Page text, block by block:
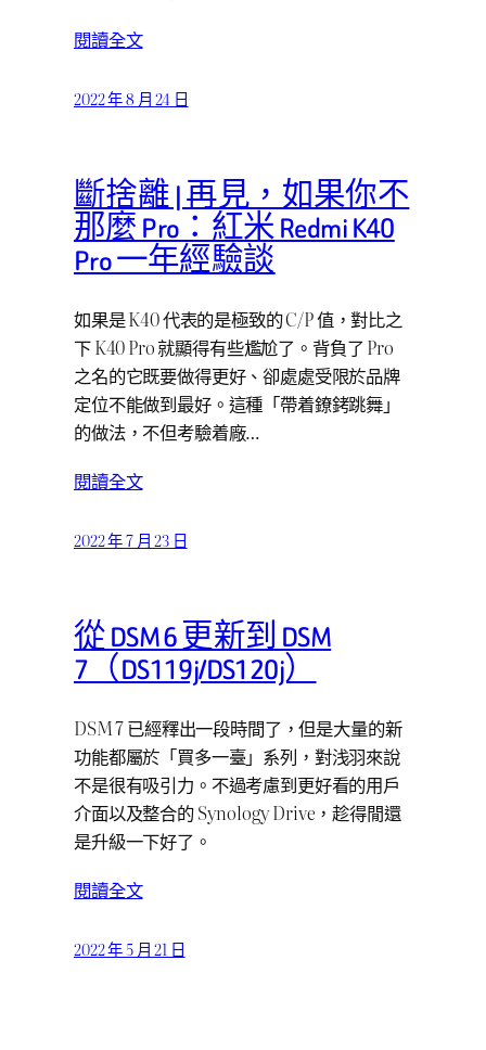
閱讀全文
2022 年 8 月 24 日
斷捨離 | 再見，如果你不
那麼 Pro：紅米 Redmi K40
Pro 一年經驗談
如果是 K40 代表的是極致的 C/P 值，對比之
下 K40 Pro 就顯得有些尷尬了。背負了 Pro
之名的它既要做得更好、卻處處受限於品牌
定位不能做到最好。這種「帶着鐐銬跳舞」
的做法，不但考驗着廠…
閱讀全文
2022 年 7 月 23 日
從 DSM 6 更新到 DSM
7（DS119j/DS120j）
DSM 7 已經釋出一段時間了，但是大量的新
功能都屬於「買多一臺」系列，對浅羽來說
不是很有吸引力。不過考慮到更好看的用戶
介面以及整合的 Synology Drive，趁得閒還
是升級一下好了。
閱讀全文
2022 年 5 月 21 日